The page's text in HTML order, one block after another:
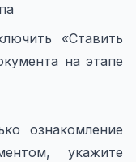
«Ставить
на этапе
ознакомление
укажите